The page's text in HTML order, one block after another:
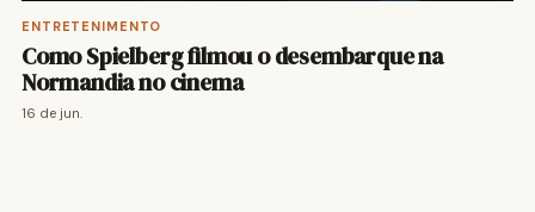
ENTRETENIMENTO
Como Spielberg filmou o desembarque na
Normandia no cinema
16 de jun.